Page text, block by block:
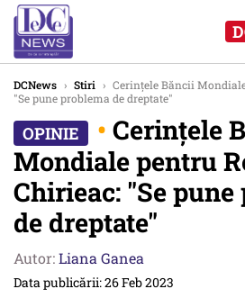
DCNews › Stiri › Cerințele Băncii
"Se pune problema de dreptate"
• Cerințele
Mondiale pentru
Chirieac: "Se
de dreptate"
Autor:Liana Ganea
Data publicării: 26 Feb 2023